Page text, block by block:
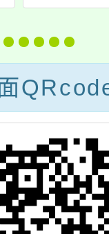
能研
學習
作坊